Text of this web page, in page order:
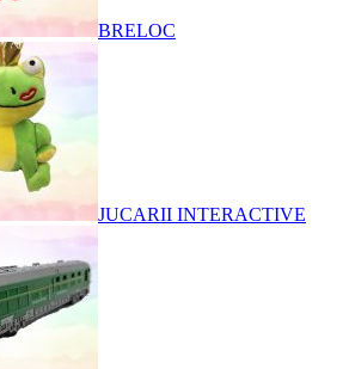
BRELOC
JUCARII INTERACTIVE